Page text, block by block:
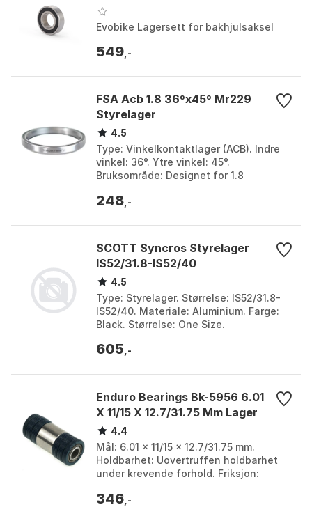
Evobike Lagersett for bakhjulsaksel
549 ,-
FSA Acb 1.8 36ºx45º Mr229
Styrelager
4.5
Type: Vinkelkontaktlager (ACB). Indre
vinkel: 36°. Ytre vinkel: 45°.
Bruksområde: Designet for 1.8
Størrelse: 61.9 x 50 ...
248 ,-
SCOTT Syncros Styrelager
IS52/31.8-IS52/40
4.5
Type: Styrelager. Størrelse: IS52/31.8-
IS52/40. Materiale: Aluminium. Farge:
Black. Størrelse: One Size.
605 ,-
Enduro Bearings Bk-5956 6.01
X 11/15 X 12.7/31.75 Mm Lager
4.4
Mål: 6.01 x 11/15 x 12.7/31.75 mm.
Holdbarhet: Uovertruffen holdbarhet
under krevende forhold. Friksjon:
Korrosjonsbest...
346 ,-